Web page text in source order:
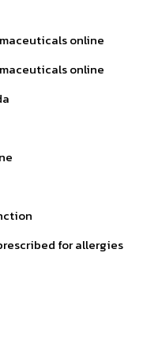
online
online
for allergies